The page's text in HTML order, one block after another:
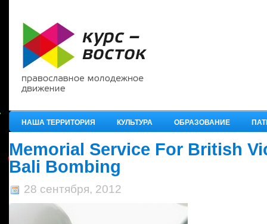
НАША ТЕРРИТОРИЯ КУЛЬТУРА ОБРАЗОВАНИЕ
Memorial Service For British
Bali Bombing
28 сентября, 2012